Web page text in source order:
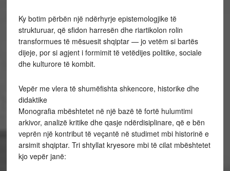
Ky botim përbën një ndërhyrje epistemologjike të
strukturuar, që sfidon harresën dhe riartikolon rolin
transformues të mësuesit shqiptar — jo vetëm si bartës
dijeje, por si agjent i formimit të vetëdijes politike, sociale
dhe kulturore të kombit.
Vepër me vlera të shumëfishta shkencore, historike dhe
didaktike
Monografia mbështetet në një bazë të fortë hulumtimi
arkivor, analizë kritike dhe qasje ndërdisiplinare, që e bën
veprën një kontribut të veçantë në studimet mbi historinë e
arsimit shqiptar. Tri shtyllat kryesore mbi të cilat mbështetet
kjo vepër janë: